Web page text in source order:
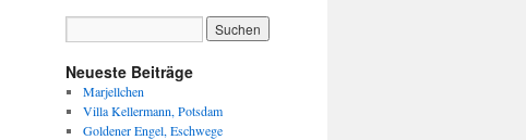
Neueste Beiträge
Marjellchen
Villa Kellermann, Potsdam
Goldener Engel, Eschwege